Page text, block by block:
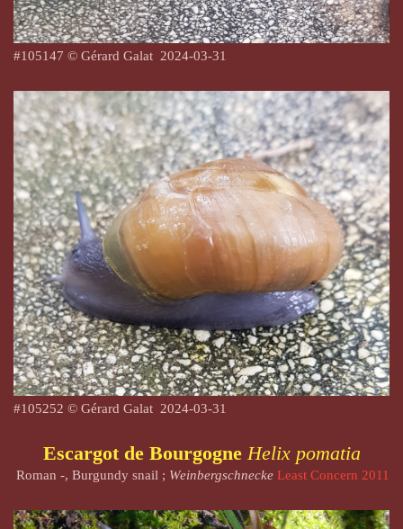
#105147 © Gérard Galat 2024-03-31
#105252 © Gérard Galat 2024-03-31
Escargot de Bourgogne Helix pomatia
Roman -, Burgundy snail ; Weinbergschnecke Least Concern 2011